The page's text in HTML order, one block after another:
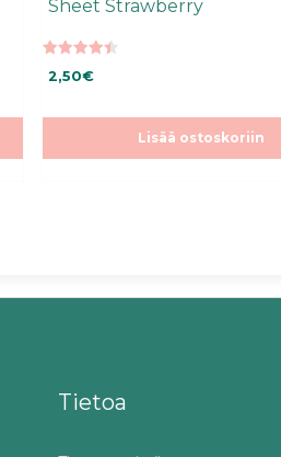
Sheet Strawberry
5:stä
2,50€
Lisää ostoskoriin
Tietoa